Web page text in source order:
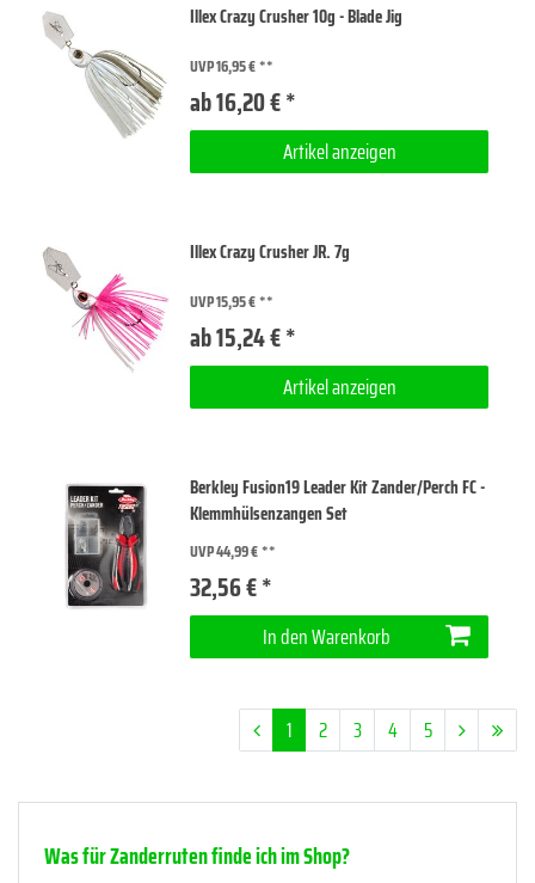
Illex Crazy Crusher 10g - Blade Jig
UVP 16,95 €
ab 16,20 € *
Artikel anzeigen
Illex Crazy Crusher JR. 7g
UVP 15,95 €
ab 15,24 € *
Artikel anzeigen
Berkley Fusion19 Leader Kit Zander/Perch FC -
Klemmhülsenzangen Set
UVP 44,99 €
32,56 € *
In den Warenkorb
1 2 3 4 5
Was für Zanderruten finde ich im Shop?